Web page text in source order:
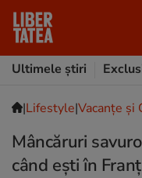
Ultimele știri
|Lifestyle|Vacanțe și
Mâncăruri
când ești în